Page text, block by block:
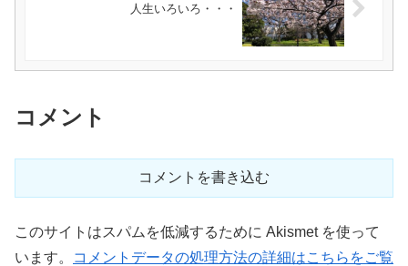
人生いろいろ・・・
コメント
コメントを書き込む
このサイトはスパムを低減するために Akismet を使って
います。
コメントデータの処理方法の詳細はこちらをご覧